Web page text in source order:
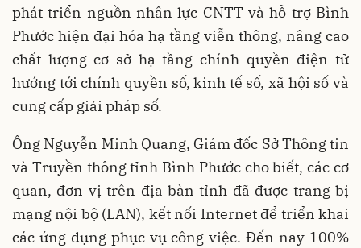
phát triển nguồn nhân lực CNTT và hỗ trợ Bình
Phước hiện đại hóa hạ tầng viễn thông, nâng cao
chất lượng cơ sở hạ tầng chính quyền điện tử
hướng tới chính quyền số, kinh tế số, xã hội số và
cung cấp giải pháp số.
Ông Nguyễn Minh Quang, Giám đốc Sở Thông tin
và Truyền thông tỉnh Bình Phước cho biết, các cơ
quan, đơn vị trên địa bàn tỉnh đã được trang bị
mạng nội bộ (LAN), kết nối Internet để triển khai
các ứng dụng phục vụ công việc. Đến nay 100%